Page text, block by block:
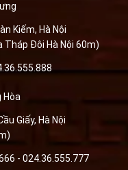
Kiếm, Hà Nội
Tháp Đôi Hà Nội 60m)
Hòa
Giấy, Hà Nội
- 024.36.555.777